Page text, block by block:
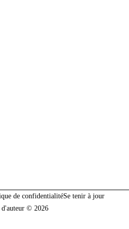
de confidentialitéSe tenir à jour
© 2026